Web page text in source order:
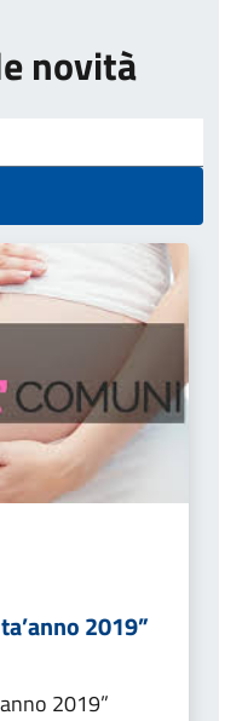
novità
2019”
2019”